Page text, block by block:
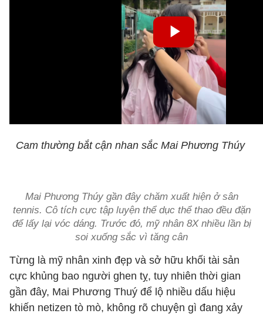
Cam thường bắt cận nhan sắc Mai Phương Thúy
Mai Phương Thúy gần đây chăm xuất hiện ở sân
tennis. Cô tích cực tập luyện thể dục thể thao đều đặn
để lấy lại vóc dáng. Trước đó, mỹ nhân 8X nhiều lần bị
soi xuống sắc vì tăng cân
Từng là mỹ nhân xinh đẹp và sở hữu khối tài sản
cực khủng bao người ghen tỵ, tuy nhiên thời gian
gần đây, Mai Phương Thuý để lộ nhiều dấu hiệu
khiến netizen tò mò, không rõ chuyện gì đang xảy